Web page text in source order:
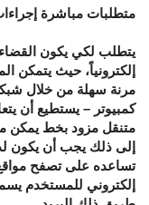
متطلبات مباشرة
إلكترونياً، حيث يتمكن
مرنة سهلة من خلال شبكة
كمبيوتر – يستطيع أن
متنقل مزود بخط يمكن من
إلى ذلك يجب أن يكون
تساعده على تصفح مواقع
إلكتروني للمستخدم